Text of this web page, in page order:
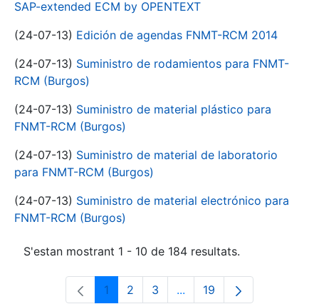
SAP-extended ECM by OPENTEXT
(24-07-13) Edición de agendas FNMT-RCM 2014
(24-07-13) Suministro de rodamientos para FNMT-
RCM (Burgos)
(24-07-13) Suministro de material plástico para
FNMT-RCM (Burgos)
(24-07-13) Suministro de material de laboratorio
para FNMT-RCM (Burgos)
(24-07-13) Suministro de material electrónico para
FNMT-RCM (Burgos)
S'estan mostrant 1 - 10 de 184 resultats.
Pàgina
1 Pàgina
2 Pàgina
3 ...Pàgines intermèdies
Pàgina
19